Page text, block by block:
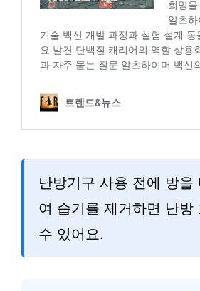
난방기구 사용 전에 방을
여 습기를 제거하면 난방
수 있어요.